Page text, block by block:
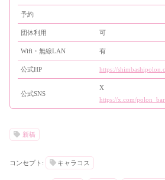
予約
団体利用 可
Wifi・無線LAN 有
公式HP https://
公式SNS
X
https://x.com/polon_bar
新橋
コンセプト: キャラコス